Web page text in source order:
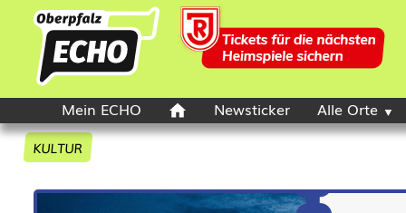
Mein ECHO Newsticker Alle Orte
KULTUR